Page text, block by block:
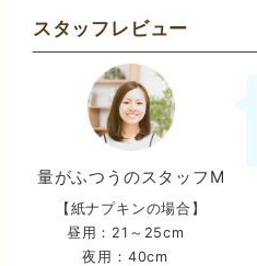
2021/03/12
おすすめレベル：
オレンジ綺麗✨
オーガニックとかあんまり
ているのだなと嬉しくなり
オレンジ色も綺麗でまた買
スタッフレビュー
量がふつうのスタッフM
【紙ナプキンの場合】
昼用：21～25cm
夜用：40cm